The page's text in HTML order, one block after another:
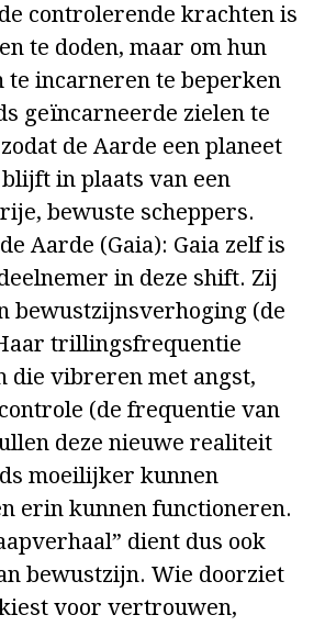
controlerende krachten is
te doden, maar om hun
te incarneren te beperken
geïncarneerde zielen te
de Aarde een planeet
in plaats van een
bewuste scheppers.
Aarde (Gaia): Gaia zelf is
in deze shift. Zij
bewustzijnsverhoging (de
trillingsfrequentie
die vibreren met angst,
(de frequentie van
deze nieuwe realiteit
moeilijker kunnen
erin kunnen functioneren.
dient dus ook
bewustzijn. Wie doorziet
voor vertrouwen,